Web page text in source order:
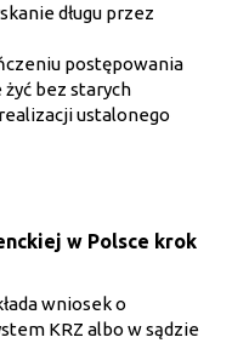
długu przez
postępowania
żyć bez starych
ustalonego
w Polsce krok
wniosek o
KRZ albo w sądzie